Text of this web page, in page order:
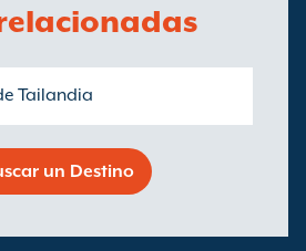
Tailandia
un Destino